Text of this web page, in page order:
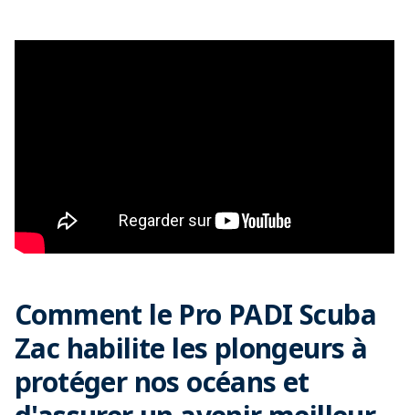
Comment le Pro PADI Scuba
Zac habilite les plongeurs à
protéger nos océans et